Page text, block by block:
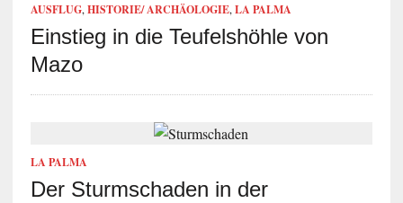
AUSFLUG, HISTORIE/ ARCHÄOLOGIE, LA PALMA
Einstieg in die Teufelshöhle von
Mazo
LA PALMA
Der Sturmschaden in der